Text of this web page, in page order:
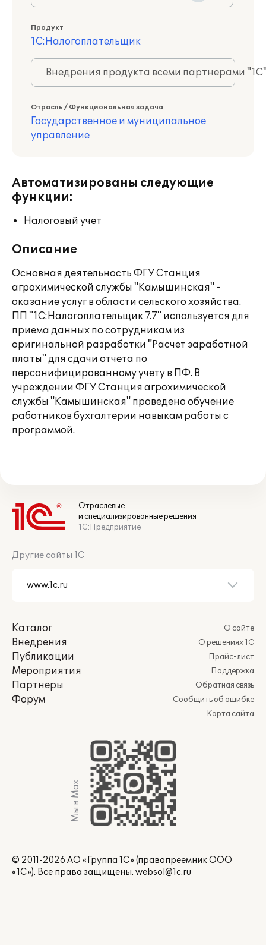
Продукт
1С:Налогоплательщик
Внедрения продукта всеми партнерами
Отрасль / Функциональная задача
Государственное и муниципальное
управление
Автоматизированы следующие
функции:
Налоговый учет
Описание
Основная деятельность ФГУ Станция
агрохимической службы "Камышинская" -
оказание услуг в области сельского хозяйства.
ПП "1С:Налогоплательщик 7.7" используется для
приема данных по сотрудникам из
оригинальной разработки "Расчет заработной
платы" для сдачи отчета по
персонифицированному учету в ПФ. В
учреждении ФГУ Станция агрохимической
службы "Камышинская" проведено обучение
работников бухгалтерии навыкам работы с
программой.
Отраслевые
и специализированные решения
1С:Предприятие
Другие сайты 1С
Каталог
Внедрения
Публикации
Мероприятия
Партнеры
Форум
О сайте
О решениях 1С
Прайс-лист
Поддержка
Обратная связь
Сообщить об ошибке
Карта сайта
Мы в Max
© 2011-2026 АО «Группа 1С» (правопреемник ООО
«1С»). Все права защищены. websol@1c.ru